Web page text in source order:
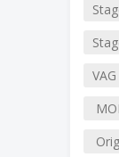
VAG